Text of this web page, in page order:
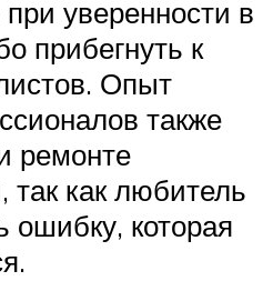
уверенности в
прибегнуть к
Опыт
также
ремонте
так как любитель
ошибку, которая